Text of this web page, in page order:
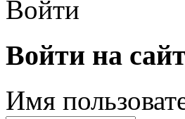
Войти
Войти на
Имя